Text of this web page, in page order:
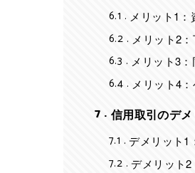
6.1
メリット1：
6.2 メリット2
6.3 メリット3
6.4 メリット4
7
信用取引のデ
7.1
デメリット1
7.2 デメリット